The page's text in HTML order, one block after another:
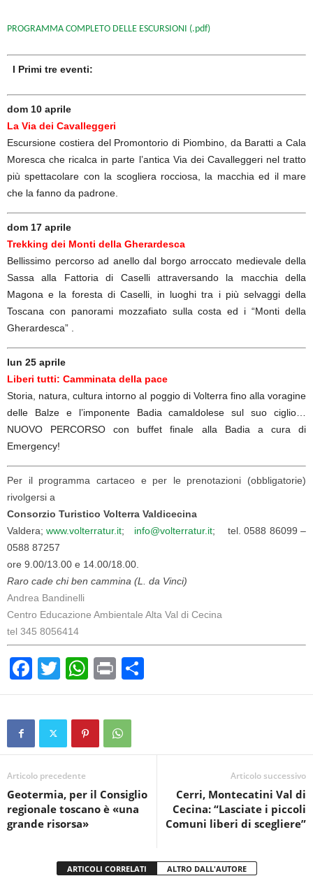
PROGRAMMA COMPLETO DELLE ESCURSIONI (.pdf)
I Primi tre eventi:
dom 10 aprile
La Via dei Cavalleggeri
Escursione costiera del Promontorio di Piombino, da Baratti a Cala
Moresca che ricalca in parte l’antica Via dei Cavalleggeri nel tratto
più spettacolare con la scogliera rocciosa, la macchia ed il mare
che la fanno da padrone.
dom 17 aprile
Trekking dei Monti della Gherardesca
Bellissimo percorso ad anello dal borgo arroccato medievale della
Sassa alla Fattoria di Caselli attraversando la macchia della
Magona e la foresta di Caselli, in luoghi tra i più selvaggi della
Toscana con panorami mozzafiato sulla costa ed i “Monti della
Gherardesca” .
lun 25 aprile
Liberi tutti: Camminata della pace
Storia, natura, cultura intorno al poggio di Volterra fino alla voragine
delle Balze e l’imponente Badia camaldolese sul suo ciglio…
NUOVO PERCORSO con buffet finale alla Badia a cura di
Emergency!
Per il programma cartaceo e per le prenotazioni (obbligatorie)
rivolgersi a
Consorzio Turistico Volterra Valdicecina
Valdera;www.volterratur.it; info@volterratur.it; tel. 0588 86099 –
0588 87257
ore 9.00/13.00 e 14.00/18.00.
Raro cade chi ben cammina (L. da Vinci)
Andrea Bandinelli
Centro Educazione Ambientale Alta Val di Cecina
tel 345 8056414
F
a
c
b
o
o
k
T
wi
tt
W
h
at
s
A
p
Pr
in
t
o
vi
Articolo precedente
Geotermia, per il Consiglio
regionale toscano è «una
grande risorsa»
Articolo successivo
Cerri, Montecatini Val di
Cecina: “Lasciate i piccoli
Comuni liberi di scegliere”
ARTICOLI CORRELATI ALTRO DALL'AUTORE